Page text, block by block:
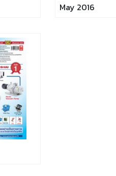
May 2016